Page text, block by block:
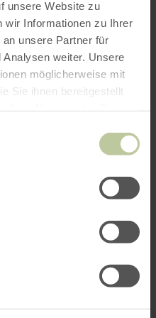
unsere Website zu
wir Informationen zu Ihrer
unsere Partner für
weiter. Unsere
möglicherweise mit
Sie ihnen bereitgestellt
PLANEN